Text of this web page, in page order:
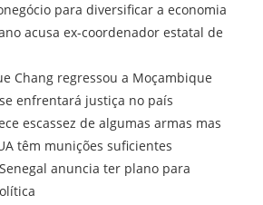
para diversificar a economia
acusa ex-coordenador estatal de
Chang regressou a Moçambique
enfrentará justiça no país
escassez de algumas armas mas
têm munições suficientes
anuncia ter plano para